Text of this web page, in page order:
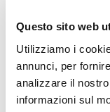
Questo sito web
Utilizziamo i
annunci, per
analizzare il
informazioni sul
nutrizionale per il
domestico. La
benessere di pelo e
come vero salmone
di tonno, tutti frullati
Confezionato in